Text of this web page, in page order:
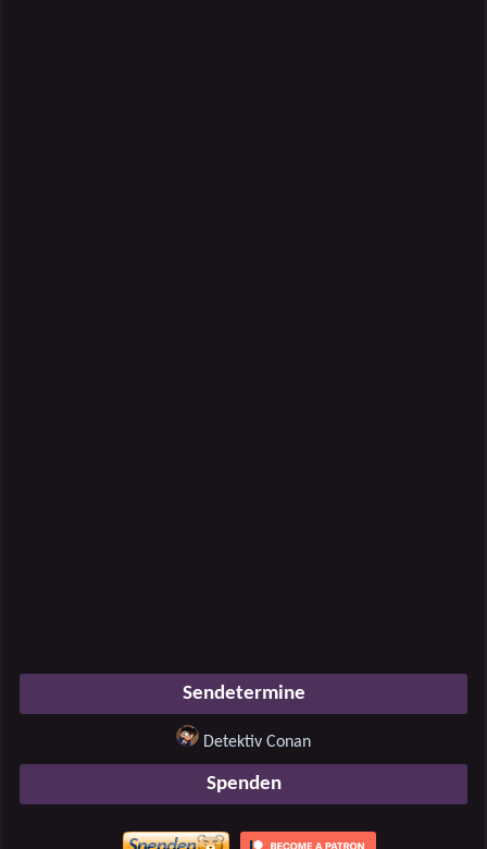
Sendetermine
Detektiv Conan
Spenden